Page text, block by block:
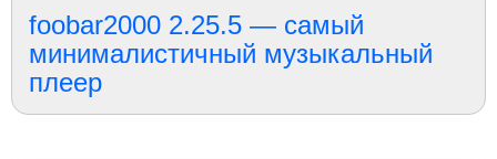
foobar2000 2.25.5 — самый
минималистичный музыкальный
плеер